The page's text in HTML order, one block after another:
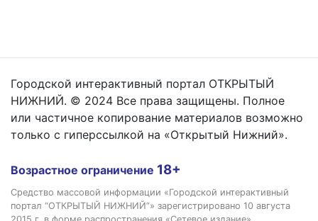
Городской интерактивный портал ОТКРЫТЫЙ
НИЖНИЙ. © 2024 Все права защищены. Полное
или частичное копирование материалов возможно
только с гиперссылкой на «Открытый Нижний».
Возрастное ограничение 18+
Средство массовой информации «Городской интерактивный
портал “ОТКРЫТЫЙ НИЖНИЙ”» зарегистрировано 10 августа